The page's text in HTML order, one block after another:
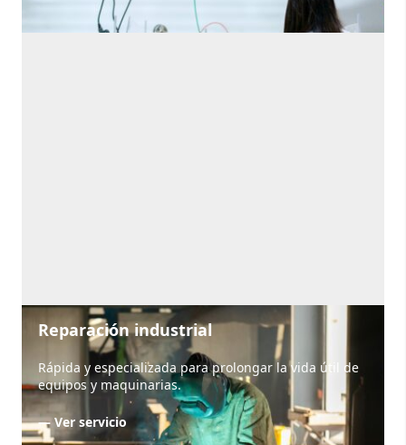
Reparación industrial
Rápida y especializada para prolongar la vida útil de
equipos y maquinarias.
— Ver servicio